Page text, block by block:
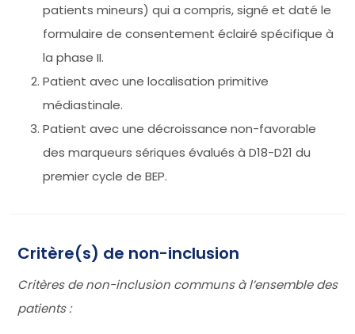
patients mineurs) qui a compris, signé et daté le
formulaire de consentement éclairé spécifique à
la phase II.
Patient avec une localisation primitive
médiastinale.
Patient avec une décroissance non-favorable
des marqueurs sériques évalués à D18-D21 du
premier cycle de BEP.
Critère(s) de non-inclusion
Critères de non-inclusion communs à l’ensemble des
patients :